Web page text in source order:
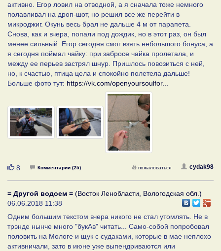
активно. Егор ловил на отводной, а я сначала тоже немного
полавливал на дроп-шот, но решил все же перейти в
микроджиг. Окунь весь брал не дальше 4 м от парапета.
Снова, как и вчера, попали под дождик, но в этот раз, он был
менее сильный. Егор сегодня смог взять небольшого бонуса, а
я сегодня поймал чайку: при забросе чайка пролетала, и
между ее перьев застрял шнур. Пришлось повозиться с ней,
но, к счастью, птица цела и спокойно полетела дальше!
Больше фото тут: https://vk.com/openyoursoulfor...
Нравится
8 Комментарии (25) cydak98
пожаловаться
= Другой водоем = (Восток Ленобласти, Вологодская обл.)
06.06.2018 11:38
Одним большим текстом вчера никого не стал утомлять. Не в
трэнде нынче много "букАв" читать... Само-собой попробовал
половить на Мологе и щук с судаками, которые в мае неплохо
активничали, зато в июне уже выпендриваются или